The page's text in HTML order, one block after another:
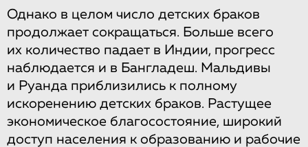
Однако в целом число детских браков
продолжает сокращаться. Больше всего
их количество падает в Индии, прогресс
наблюдается и в Бангладеш. Мальдивы
и Руанда приблизились к полному
искоренению детских браков. Растущее
экономическое благосостояние, широкий
доступ населения к образованию и рабочие